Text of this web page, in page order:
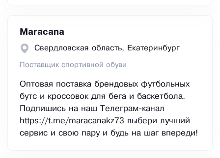
Maracana
Свердловская область, Екатеринбург
Поставщик спортивной обуви
Оптовая поставка брендовых футбольных
бутс и кроссовок для бега и баскетбола.
Подпишись на наш Телеграм-канал
https://t.me/maracanakz73 выбери лучший
сервис и свою пару и будь на шаг впереди!